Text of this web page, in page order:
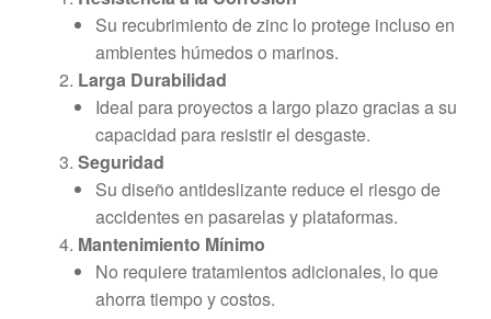
Su recubrimiento de zinc lo protege incluso en
ambientes húmedos o marinos.
Larga Durabilidad
Ideal para proyectos a largo plazo gracias a su
capacidad para resistir el desgaste.
Seguridad
Su diseño antideslizante reduce el riesgo de
accidentes en pasarelas y plataformas.
Mantenimiento Mínimo
No requiere tratamientos adicionales, lo que
ahorra tiempo y costos.